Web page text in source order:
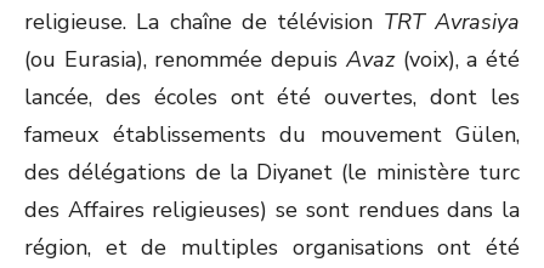
religieuse. La chaîne de télévision TRT Avrasiya
(ou Eurasia), renommée depuis Avaz(voix), a été
lancée, des écoles ont été ouvertes, dont les
fameux établissements du mouvement Gülen,
des délégations de la Diyanet (le ministère turc
des Affaires religieuses) se sont rendues dans la
région, et de multiples organisations ont été